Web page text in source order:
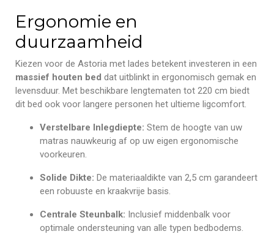
Ergonomie en
duurzaamheid
Kiezen voor de Astoria met lades betekent investeren in een
massief houten bed dat uitblinkt in ergonomisch gemak en
levensduur. Met beschikbare lengtematen tot 220 cm biedt
dit bed ook voor langere personen het ultieme ligcomfort.
Verstelbare Inlegdiepte: Stem de hoogte van uw
matras nauwkeurig af op uw eigen ergonomische
voorkeuren.
Solide Dikte: De materiaaldikte van 2,5 cm garandeert
een robuuste en kraakvrije basis.
Centrale Steunbalk: Inclusief middenbalk voor
optimale ondersteuning van alle typen bedbodems.